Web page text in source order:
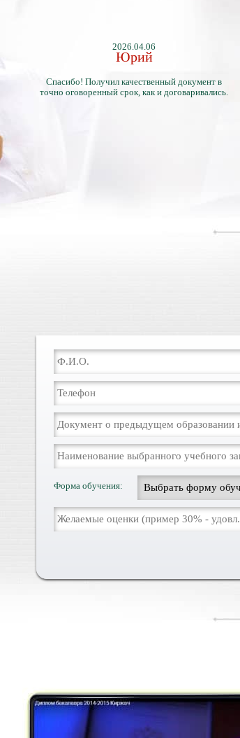
2026.04.06
Юрий
Спасибо! Получил качественный документ в
точно оговоренный срок, как и договаривались.
Форма обучения: